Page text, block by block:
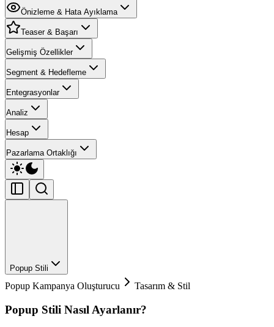
Önizleme & Hata Ayıklama
Teaser & Başarı
Gelişmiş Özellikler
Segment & Hedefleme
Entegrasyonlar
Analiz
Hesap
Pazarlama Ortaklığı
Popup Stili
Popup Kampanya Oluşturucu Tasarım & Stil
Popup Stili Nasıl Ayarlanır?